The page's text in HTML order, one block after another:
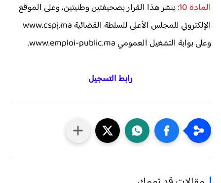
المادة 10:
ينشر هذا القرار بصحيفتين وطنيتين، وعلى الموقع
الإلكتروني للمجلس الأعلى للسلطة القضائية www.cspj.ma
وعلى بوابة التشغيل العمومي www.emploi-public.ma.
رابط التسجيل